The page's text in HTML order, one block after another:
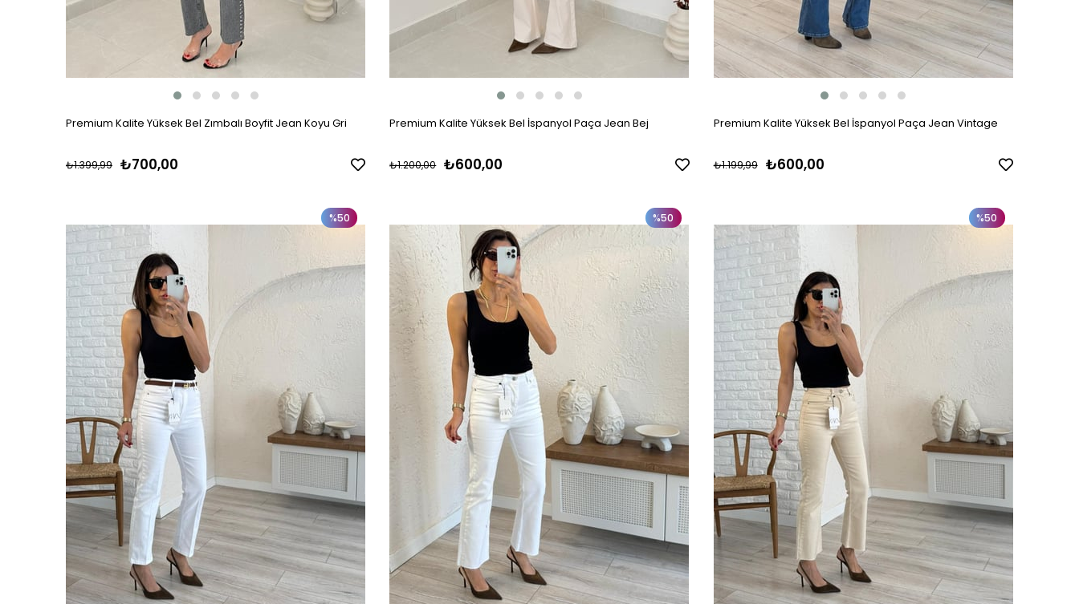
Premium Kalite Yüksek Bel Zımbalı Boyfit Jean Koyu Gri
₺700,00
₺1.399,99
Premium Kalite Yüksek Bel İspanyol Paça Jean Bej
₺600,00
₺1.200,00
Premium Kalite Yüksek Bel İspanyol Paça Jean Vintage
₺600,00
₺1.199,99
%50 %50 %50